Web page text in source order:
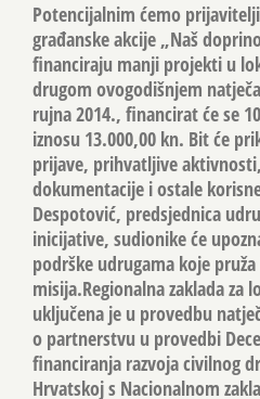
Potencijalnim ćemo
građanske akcije „Naš
financiraju manji projekti u
drugom ovogodišnjem
rujna 2014., financirat će se
iznosu 13.000,00 kn. Bit će
prijave, prihvatljive
dokumentacije i ostale
Despotović, predsjednica
inicijative, sudionike će
podrške udrugama koje
misija.Regionalna zaklada za
uključena je u provedbu
o partnerstvu u provedbi
financiranja razvoja civilnog
Hrvatskoj s Nacionalnom